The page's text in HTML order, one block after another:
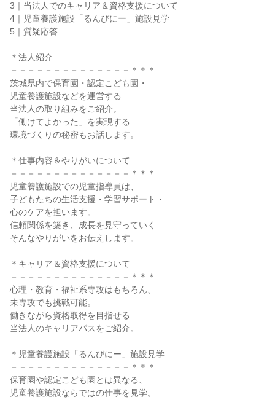
3｜当法人でのキャリア＆資格支援について
4｜児童養護施設「るんびにー」施設見学
5｜質疑応答
＊法人紹介
－－－－－－－－－－－－－－＊＊＊
茨城県内で保育園・認定こども園・
児童養護施設などを運営する
当法人の取り組みをご紹介。
「働けてよかった」を実現する
環境づくりの秘密もお話します。
＊仕事内容＆やりがいについて
－－－－－－－－－－－－－－＊＊＊
児童養護施設での児童指導員は、
子どもたちの生活支援・学習サポート・
心のケアを担います。
信頼関係を築き、成長を見守っていく
そんなやりがいをお伝えします。
＊キャリア＆資格支援について
－－－－－－－－－－－－－－＊＊＊
心理・教育・福祉系専攻はもちろん、
未専攻でも挑戦可能。
働きながら資格取得を目指せる
当法人のキャリアパスをご紹介。
＊児童養護施設「るんびにー」施設見学
－－－－－－－－－－－－－－＊＊＊
保育園や認定こども園とは異なる、
児童養護施設ならではの仕事を見学。